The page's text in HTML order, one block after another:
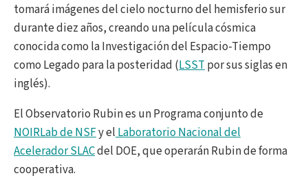
tomará imágenes del cielo nocturno del hemisferio sur
durante diez años, creando una película cósmica
conocida como la Investigación del Espacio-Tiempo
como Legado para la posteridad (LSSTpor sus siglas en
inglés).
El Observatorio Rubin es un Programa conjunto de
NOIRLab de NSFy elLaboratorio Nacional del
Acelerador SLACdel DOE, que operarán Rubin de forma
cooperativa.